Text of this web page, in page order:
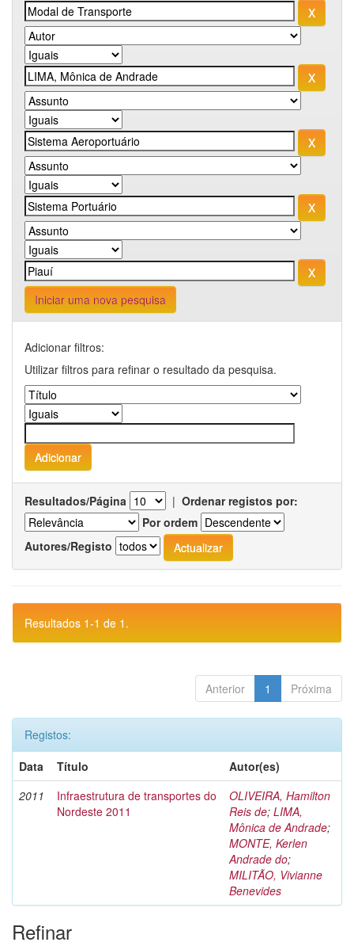
Iniciar uma nova pesquisa
Adicionar filtros:
Utilizar filtros para refinar o resultado da pesquisa.
Resultados/Página | Ordenar registos por:
Por ordem
Autores/Registo
Resultados 1-1 de 1.
Anterior 1 Próxima
Registos:
Data
Título
Autor(es)
2011
Infraestrutura de transportes do
Nordeste 2011
OLIVEIRA, Hamilton
Reis de; LIMA,
Mônica de Andrade;
MONTE, Kerlen
Andrade do;
MILITÃO, Vivianne
Benevides
Refinar